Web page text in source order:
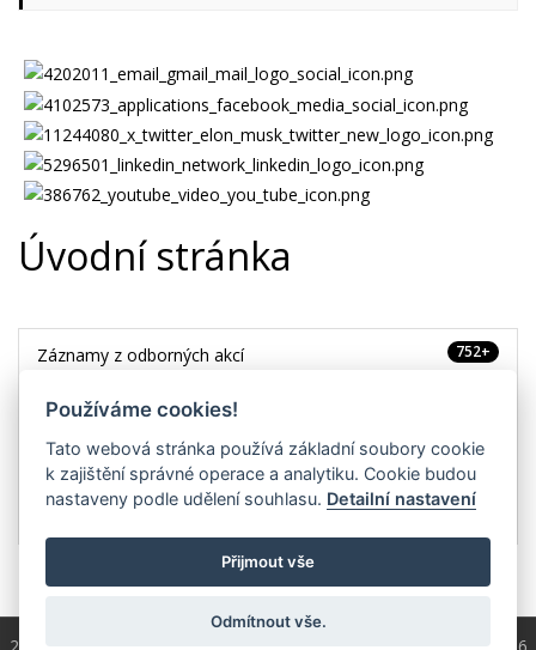
Úvodní stránka
752+
Záznamy z odborných akcí
Záznamy webinářů
3265+
Prezentace z akcí
10+
Používáme cookies!
Tato webová stránka používá základní soubory cookie
k zajištění správné operace a analytiku. Cookie budou
nastaveny podle udělení souhlasu. Detailní nastavení
Přijmout vše
Odmítnout vše.